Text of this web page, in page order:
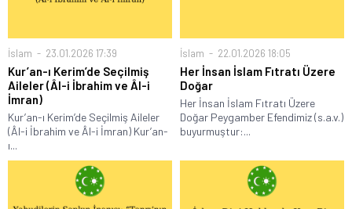
İslam 23.01.2026 17:39
Kur’an-ı Kerim’de Seçilmiş
Aileler (Âl-i İbrahim ve Âl-i
İmran)
Kur’an-ı Kerim’de Seçilmiş Aileler
(Âl-i İbrahim ve Âl-i İmran) Kur’an-
ı...
İslam 22.01.2026 18:05
Her İnsan İslam Fıtratı Üzere
Doğar
Her İnsan İslam Fıtratı Üzere
Doğar Peygamber Efendimiz (s.a.v.)
buyurmuştur:...